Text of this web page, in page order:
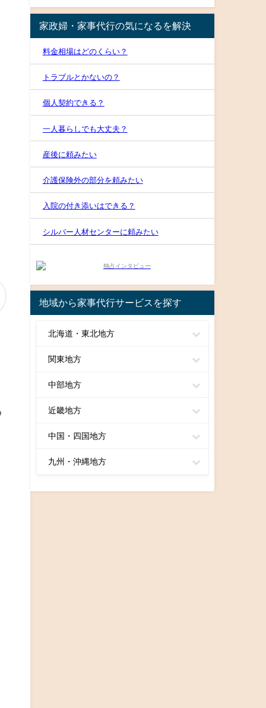
家政婦・家事代行の気になるを解決
料金相場はどのくらい？
トラブルとかないの？
個人契約できる？
一人暮らしでも大丈夫？
産後に頼みたい
介護保険外の部分を頼みたい
入院の付き添いはできる？
シルバー人材センターに頼みたい
地域から家事代行サービスを探す
北海道・東北地方
関東地方
中部地方
近畿地方
中国・四国地方
九州・沖縄地方